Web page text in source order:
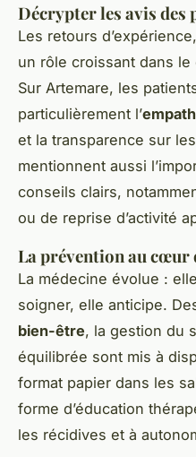
Décrypter les avis des
Les retours
un rôle croissant dans le
Sur Artemare, les
particulièrement l’
et la transparence sur
mentionnent aussi
conseils clairs,
ou de reprise d’activité
La prévention au cœur
La médecine évolue :
soigner, elle anticipe.
bien-être, la gestion du
équilibrée sont mis à
format papier dans les
forme d’éducation
les récidives et à